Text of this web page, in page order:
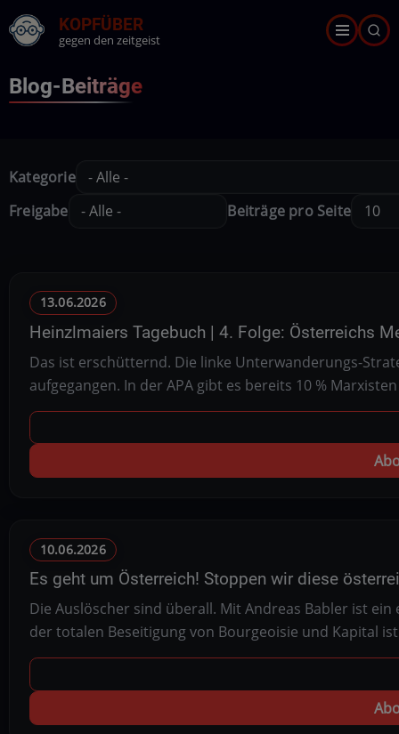
Direkt
zum
KOPFÜBER
gegen den zeitgeist
Blog-Beiträge
Kategorie
Freigabe
Beiträge pro Seite
13.06.2026
Heinzlmaiers Tagebuch | 4. Folge: Österreichs
Das ist erschütternd. Die linke Unterwanderungs-
aufgegangen. In der APA gibt es bereits 10 %
10.06.2026
Es geht um Österreich! Stoppen wir diese
Die Auslöscher sind überall. Mit Andreas Babler ist
der totalen Beseitigung von Bourgeoisie und Kapital